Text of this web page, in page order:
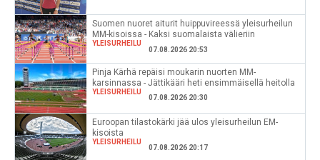
Suomen nuoret aiturit huippuvireessä yleisurheilun
MM-kisoissa - Kaksi suomalaista välieriin
YLEISURHEILU
07.08.2026 20:53
Pinja Kärhä repäisi moukarin nuorten MM-
karsinnassa - Jättikääri heti ensimmäisellä heitolla
YLEISURHEILU
07.08.2026 20:30
Euroopan tilastokärki jää ulos yleisurheilun EM-
kisoista
YLEISURHEILU
07.08.2026 20:17